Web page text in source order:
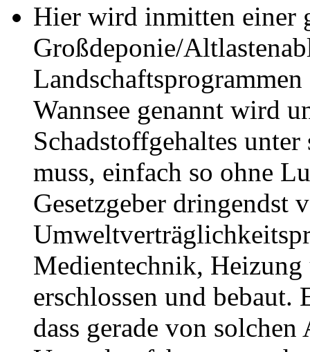
Hier wird inmitten einer
Großdeponie/
Wannsee genannt wird
Schadstoffgehaltes
muss, einfach so ohne
Gesetzgeber dringendst
Medientechnik,
erschlossen und bebaut.
dass gerade von